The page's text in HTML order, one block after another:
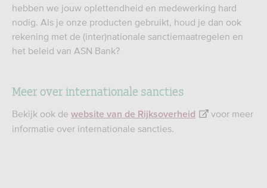
hebben we jouw oplettendheid en medewerking hard
nodig. Als je onze producten gebruikt, houd je dan ook
rekening met de (inter)nationale sanctiemaatregelen en
het beleid van ASN Bank?
Meer over internationale sancties
Bekijk ook de website van de Rijksoverheid
voor meer
informatie over internationale sancties.